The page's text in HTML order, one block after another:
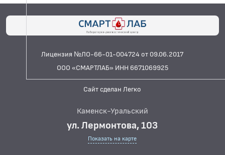
Лицензия №ЛО-66-01-004724 от 09.06.2017
ООО «СМАРТЛАБ» ИНН 6671069925
Сайт сделан Легко
Каменск-Уральский
ул. Лермонтова, 103
Показать на карте